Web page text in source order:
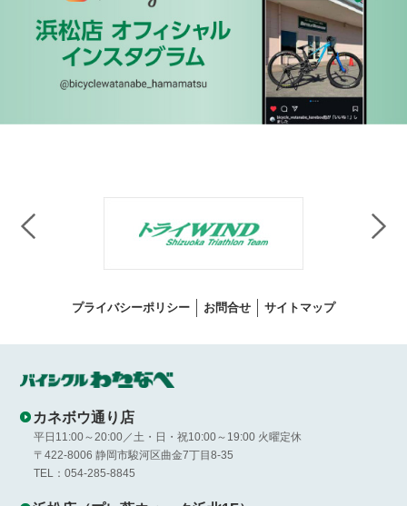
プライバシーポリシー お問合せ サイトマップ
カネボウ通り店
平日11:00～20:00／土・日・祝10:00～19:00 火曜定休
〒422-8006 静岡市駿河区曲金7丁目8-35
TEL：054-285-8845